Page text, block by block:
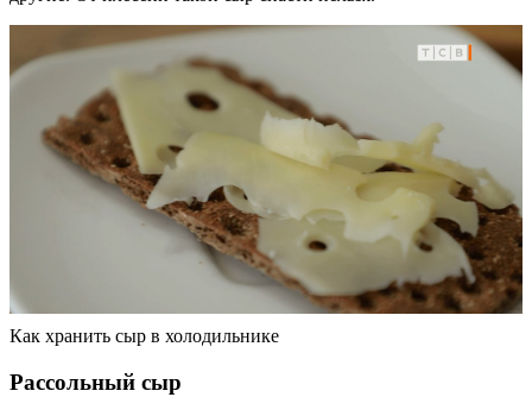
Как хранить сыр в холодильнике
Рассольный сыр